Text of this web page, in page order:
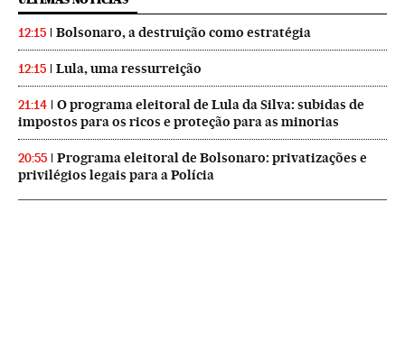
12:15 Bolsonaro, a destruição como estratégia
12:15 Lula, uma ressurreição
21:14
O programa eleitoral de Lula da Silva: subidas de
impostos para os ricos e proteção para as minorias
20:55
Programa eleitoral de Bolsonaro: privatizações e
privilégios legais para a Polícia